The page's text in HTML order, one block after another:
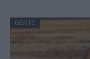
GENTE